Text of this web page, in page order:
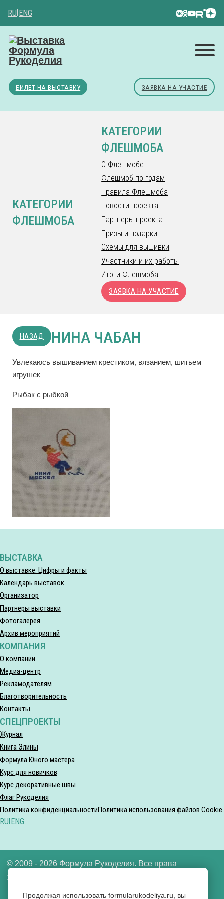
RU ENG
БИЛЕТ НА ВЫСТАВКУ ЗАЯВКА НА УЧАСТИЕ
КАТЕГОРИИ
ФЛЕШМОБА
КАТЕГОРИИ
ФЛЕШМОБА
О Флешмобе
Флешмоб по годам
Правила Флешмоба
Новости проекта
Партнеры проекта
Призы и подарки
Схемы для вышивки
Участники и их работы
Итоги Флешмоба
ЗАЯВКА НА УЧАСТИЕ
НАЗАД НИНА ЧАБАН
Увлекаюсь вышиванием крестиком, вязанием, шитьем
игрушек
Рыбак с рыбкой
ВЫСТАВКА
О выставке. Цифры и факты
Календарь выставок
Организатор
Партнеры выставки
Фотогалерея
Архив мероприятий
КОМПАНИЯ
О компании
Медиа-центр
Рекламодателям
Благотворительность
Контакты
СПЕЦПРОЕКТЫ
Журнал
Книга Элины
Формула Юного мастера
Курс для новичков
Курс декоративные швы
Флаг Рукоделия
Политика конфиденциальностиПолитика использования файлов Cookie
RU ENG
© 2009 - 2026 Формула Рукоделия. Все права
защищены.
Продолжая использовать formularukodeliya.ru, вы